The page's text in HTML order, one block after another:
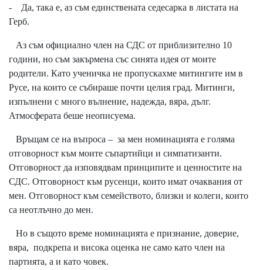
- Да, така е, аз съм единствената седесарка в листата на
Герб.
Аз съм официално член на СДС от приблизително 10
години, но съм закърмена със синята идея от моите
родители. Като ученичка не пропускахме митингите им в
Русе, на които се събираше почти целия град. Митинги,
изпълнени с много вълнение, надежда, вяра, дълг.
Атмосферата беше неописуема.
Връщам се на въпроса – за мен номинацията е голяма
отговорност към моите съпартийци и симпатизанти.
Отговорност да изповядвам принципите и ценностите на
СДС. Отговорност към русенци, които имат очаквания от
мен. Отговорност към семейството, близки и колеги, които
са неотлъчно до мен.
Но в същото време номинацията е признание, доверие,
вяра, подкрепа и висока оценка не само като член на
партията, а и като човек.